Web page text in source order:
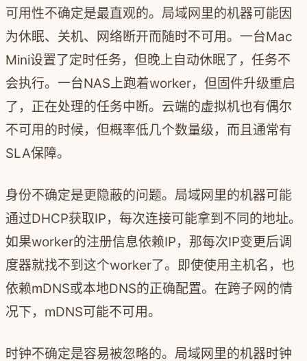
可用性不确定是最直观的。局域网里的机器可能因
为休眠、关机、网络断开而随时不可用。一台Mac
Mini设置了定时任务，但晚上自动休眠了，任务不
会执行。一台NAS上跑着worker，但固件升级重启
了，正在处理的任务中断。云端的虚拟机也有偶尔
不可用的时候，但概率低几个数量级，而且通常有
SLA保障。
身份不确定是更隐蔽的问题。局域网里的机器可能
通过DHCP获取IP，每次连接可能拿到不同的地址。
如果worker的注册信息依赖IP，那每次IP变更后调
度器就找不到这个worker了。即使使用主机名，也
依赖mDNS或本地DNS的正确配置。在跨子网的情
况下，mDNS可能不可用。
时钟不确定是容易被忽略的。局域网里的机器时钟